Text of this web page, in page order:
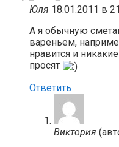
Юля 18.01.2011 в
А я обычную
вареньем,
нравится и
просят
Ответить
Виктория